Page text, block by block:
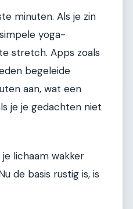
minuten. Als je zin
yoga-
stretch. Apps zoals
begeleide
aan, wat een
je je gedachten niet
lichaam wakker
de basis rustig is, is